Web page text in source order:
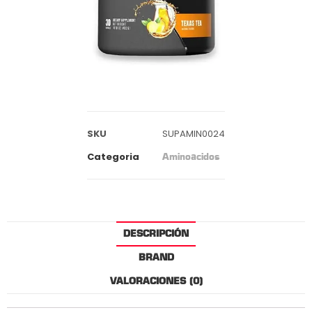
SKU
SUPAMIN0024
Categoria
Aminoacidos
DESCRIPCIÓN
BRAND
VALORACIONES (0)